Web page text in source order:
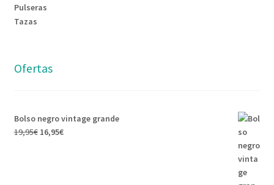
Pulseras
Tazas
Ofertas
Bolso negro vintage grande
19,95€ 16,95€